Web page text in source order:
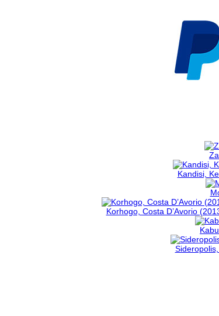
Kandisi,
Korhogo, Costa D’Avorio